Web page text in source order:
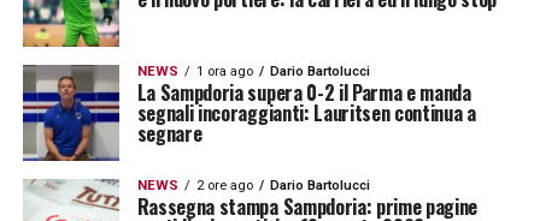
NEWS 1 ora ago Dario Bartolucci
La Sampdoria supera 0-2 il Parma e manda
segnali incoraggianti: Lauritsen continua a
segnare
NEWS 2 ore ago Dario Bartolucci
Rassegna stampa Sampdoria: prime pagine